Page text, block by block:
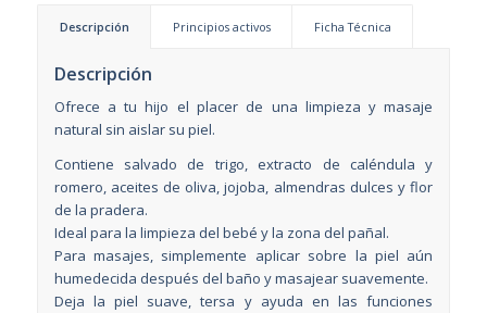
Descripción Principios activos Ficha Técnica
Descripción
Ofrece a tu hijo el placer de una limpieza y masaje
natural sin aislar su piel.
Contiene salvado de trigo, extracto de caléndula y
romero, aceites de oliva, jojoba, almendras dulces y flor
de la pradera.
Ideal para la limpieza del bebé y la zona del pañal.
Para masajes, simplemente aplicar sobre la piel aún
humedecida después del baño y masajear suavemente.
Deja la piel suave, tersa y ayuda en las funciones